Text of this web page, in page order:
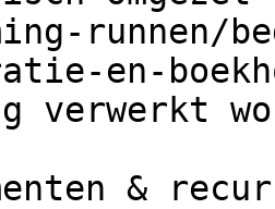
runnen/
en-
verwerkt
&